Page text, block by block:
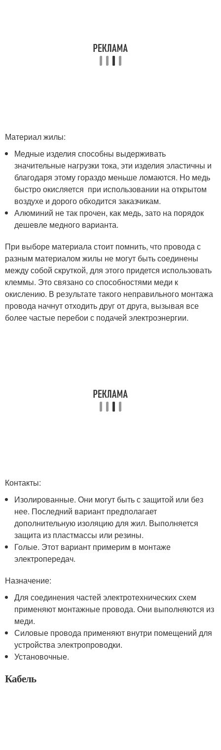
Материал жилы:
Медные изделия способны выдерживать
значительные нагрузки тока, эти изделия эластичны и
благодаря этому гораздо меньше ломаются. Но медь
быстро окисляется при использовании на открытом
воздухе и дорого обходится заказчикам.
Алюминий не так прочен, как медь, зато на порядок
дешевле медного варианта.
При выборе материала стоит помнить, что провода с
разным материалом жилы не могут быть соединены
между собой скруткой, для этого придется использовать
клеммы. Это связано со способностями меди к
окислению. В результате такого неправильного монтажа
провода начнут отходить друг от друга, вызывая все
более частые перебои с подачей электроэнергии.
Контакты:
Изолированные. Они могут быть с защитой или без
нее. Последний вариант предполагает
дополнительную изоляцию для жил. Выполняется
защита из пластмассы или резины.
Голые. Этот вариант примерим в монтаже
электропередач.
Назначение:
Для соединения частей электротехнических схем
применяют монтажные провода. Они выполняются из
меди.
Силовые провода применяют внутри помещений для
устройства электропроводки.
Установочные.
Кабель